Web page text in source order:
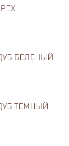
БЕЛЕНЫЙ
ТЕМНЫЙ